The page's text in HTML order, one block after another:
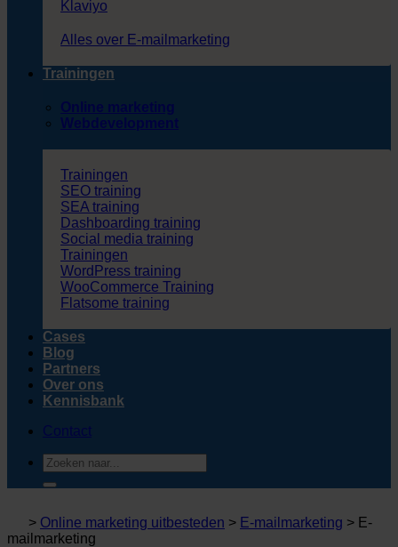
Klaviyo
Alles over E-mailmarketing
Trainingen
Online marketing
Webdevelopment
Trainingen
SEO training
SEA training
Dashboarding training
Social media training
Trainingen
WordPress training
WooCommerce Training
Flatsome training
Cases
Blog
Partners
Over ons
Kennisbank
Contact
Zoeken
naar:
> Online marketing uitbesteden > E-mailmarketing > E-
mailmarketing